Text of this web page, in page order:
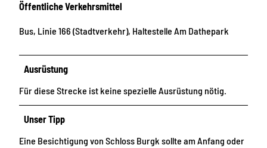
Öffentliche Verkehrsmittel
Bus, Linie 166 (Stadtverkehr), Haltestelle Am Dathepark
Ausrüstung
Für diese Strecke ist keine spezielle Ausrüstung nötig.
Unser Tipp
Eine Besichtigung von Schloss Burgk sollte am Anfang oder